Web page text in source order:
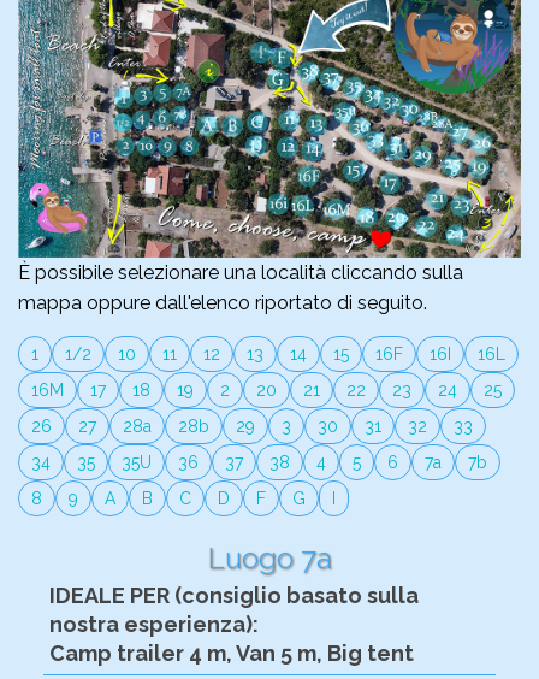
È possibile selezionare una località cliccando sulla
mappa oppure dall'elenco riportato di seguito.
1 1/2 10 11 12 13 14 15 16F 16I
16L
16M
17 18 19 2 20 21 22 23 24
25
26
27 28a 28b 29 3 30 31 32
33
34
35 35U 36 37 38 4 5 6 7a
7b
8
9 A B C D F G
Luogo 7a
IDEALE PER (consiglio basato sulla
nostra esperienza):
Camp trailer 4 m, Van 5 m, Big tent